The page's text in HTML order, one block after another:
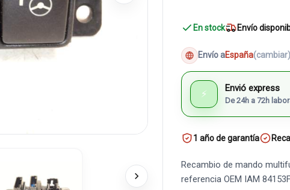
En stock Envío
Envío aEspaña(cambiar)
⚡ Envió express
De 24h a 72h
1 año de garantía
Recambio de mando
referencia OEM IAM